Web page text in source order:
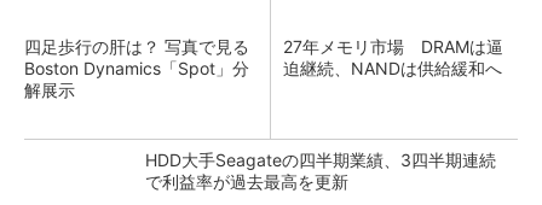
四足歩行の肝は？ 写真で見る
Boston Dynamics「Spot」分
解展示
27年メモリ市場 DRAMは逼
迫継続、NANDは供給緩和へ
HDD大手Seagateの四半期業績、3四半期連続
で利益率が過去最高を更新